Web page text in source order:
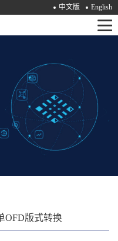
中文版 English
OFD版式转换